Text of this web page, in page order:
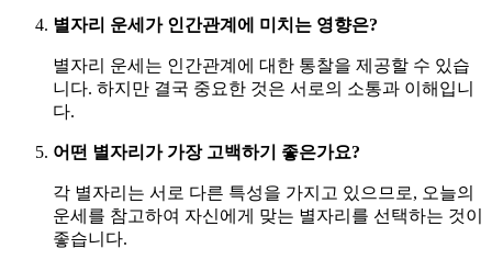
별자리 운세가 인간관계에 미치는 영향은?
별자리 운세는 인간관계에 대한 통찰을 제공할 수 있습
니다. 하지만 결국 중요한 것은 서로의 소통과 이해입니
다.
어떤 별자리가 가장 고백하기 좋은가요?
각 별자리는 서로 다른 특성을 가지고 있으므로, 오늘의
운세를 참고하여 자신에게 맞는 별자리를 선택하는 것이
좋습니다.